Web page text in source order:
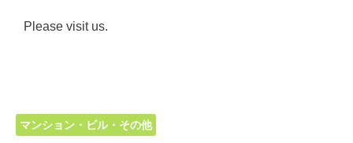
Please visit us.
マンション・ビル・その他